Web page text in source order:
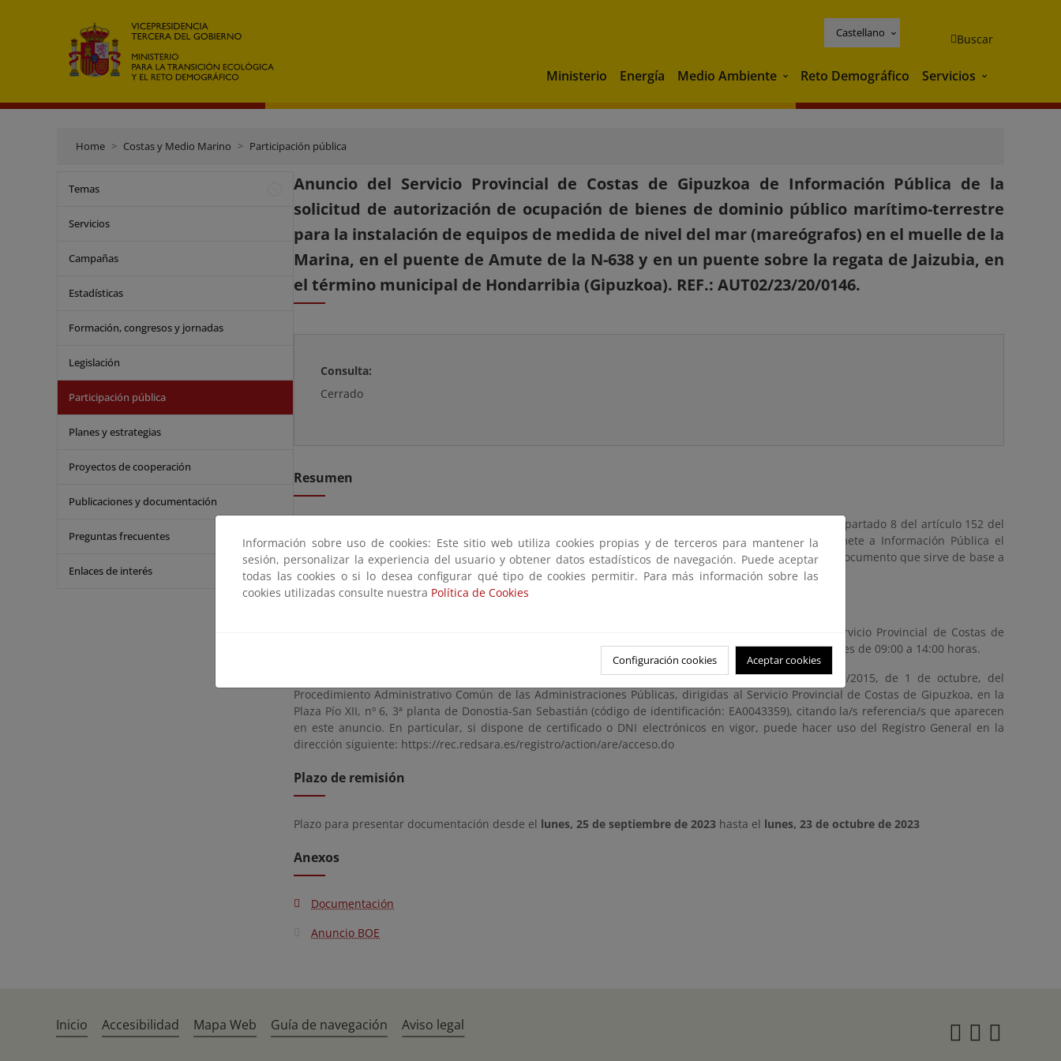
Castellano Buscar
Ministerio Energía Medio Ambiente Medio Ambiente
Reto Demográfico Servicios Servicios
Home Costas y Medio Marino Participación pública
Temas
Servicios
Campañas
Estadísticas
Formación, congresos y jornadas
Legislación
Participación pública
Planes y estrategias
Proyectos de cooperación
Publicaciones y documentación
Preguntas frecuentes
Enlaces de interés
Anuncio del Servicio Provincial de Costas de Gipuzkoa de Información Pública de la
solicitud de autorización de ocupación de bienes de dominio público marítimo-terrestre
para la instalación de equipos de medida de nivel del mar (mareógrafos) en el muelle de la
Marina, en el puente de Amute de la N-638 y en un puente sobre la regata de Jaizubia, en
el término municipal de Hondarribia (Gipuzkoa). REF.: AUT02/23/20/0146.
Consulta:
Cerrado
Resumen
De conformidad con lo dispuesto en el artículo 74 de la Ley 22/1988, de 28 de julio de Costas y en el apartado 8 del artículo 152 del
Real Decreto 876/2014, de 10 de octubre, por el que se aprueba el Reglamento de Costas, se somete a Información Pública el
proyecto de referencia por un plazo de veinte (20) días hábiles, dentro del cual se puede consultar el documento que sirve de base a
la solicitud y, en su caso, presentar las alegaciones y observaciones que se estimen.
En el mismo plazo puede ser examinado el expediente, mediante cita previa, en las oficinas del Servicio Provincial de Costas de
Gipuzkoa, en la Plaza Pío XII, nº 6, 3ª planta de Donostia-San Sebastián en horario hábil de lunes a viernes de 09:00 a 14:00 horas.
Las alegaciones y observaciones se presentarán según los mecanismos establecidos en la Ley 39/2015, de 1 de octubre, del
Procedimiento Administrativo Común de las Administraciones Públicas, dirigidas al Servicio Provincial de Costas de Gipuzkoa, en la
Plaza Pío XII, nº 6, 3ª planta de Donostia-San Sebastián (código de identificación: EA0043359), citando la/s referencia/s que aparecen
en este anuncio. En particular, si dispone de certificado o DNI electrónicos en vigor, puede hacer uso del Registro General en la
dirección siguiente: https://rec.redsara.es/registro/action/are/acceso.do
Plazo de remisión
Plazo para presentar documentación desde el lunes, 25 de septiembre de 2023 hasta el lunes, 23 de octubre de 2023
Anexos
Documentación
Anuncio BOE
Información sobre uso de cookies: Este sitio web utiliza cookies propias y de terceros para mantener la
sesión, personalizar la experiencia del usuario y obtener datos estadísticos de navegación. Puede aceptar
todas las cookies o si lo desea configurar qué tipo de cookies permitir. Para más información sobre las
cookies utilizadas consulte nuestra Política de Cookies
Configuración cookies Aceptar cookies
Inicio Accesibilidad Mapa Web Guía de navegación Aviso legal Twitter